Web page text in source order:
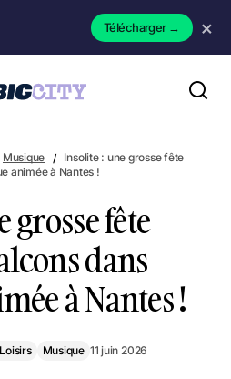
Télécharger→ ×
Musique
Insolite : une grosse fête
animée à Nantes !
grosse fête
dans
à Nantes !
Musique 11 juin 2026